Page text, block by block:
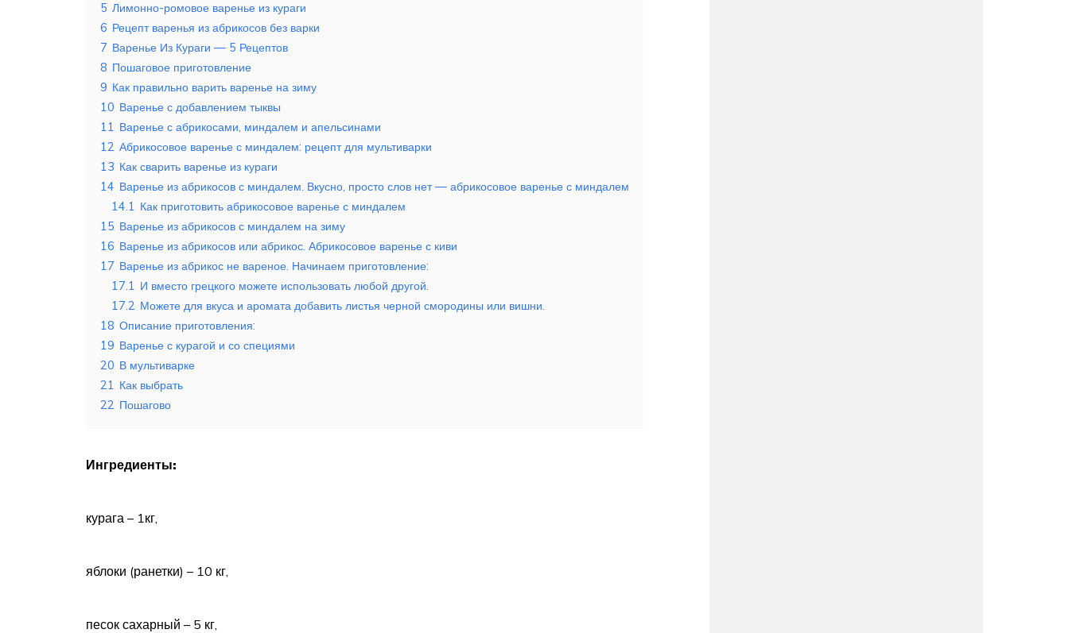
5 Лимонно-ромовое варенье из кураги
6 Рецепт варенья из абрикосов без варки
7 Варенье Из Кураги — 5 Рецептов
8 Пошаговое приготовление
9 Как правильно варить варенье на зиму
10 Варенье с добавлением тыквы
11 Варенье с абрикосами, миндалем и апельсинами
12 Абрикосовое варенье с миндалем: рецепт для мультиварки
13 Как сварить варенье из кураги
14 Варенье из абрикосов с миндалем. Вкусно, просто слов нет — абрикосовое варенье с миндалем
14.1 Как приготовить абрикосовое варенье с миндалем
15 Варенье из абрикосов с миндалем на зиму
16 Варенье из абрикосов или абрикос. Абрикосовое варенье с киви
17 Варенье из абрикос не вареное. Начинаем приготовление:
17.1 И вместо грецкого можете использовать любой другой.
17.2 Можете для вкуса и аромата добавить листья черной смородины или вишни.
18 Описание приготовления:
19 Варенье с курагой и со специями
20 В мультиварке
21 Как выбрать
22 Пошагово
Ингредиенты:
курага – 1кг,
яблоки (ранетки) – 10 кг,
песок сахарный – 5 кг,